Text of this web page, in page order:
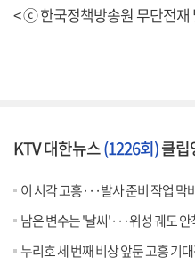
< ⓒ 한국정책방송원 무단전재
KTV 대한뉴스(1226회)클립
이 시각 고흥···발사 준비 작업 막
남은 변수는 '날씨'···위성 궤도 안
누리호 세 번째 비상 앞둔 고흥 기